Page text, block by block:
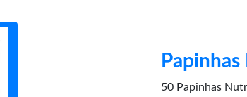
Papinhas
50 Papinhas